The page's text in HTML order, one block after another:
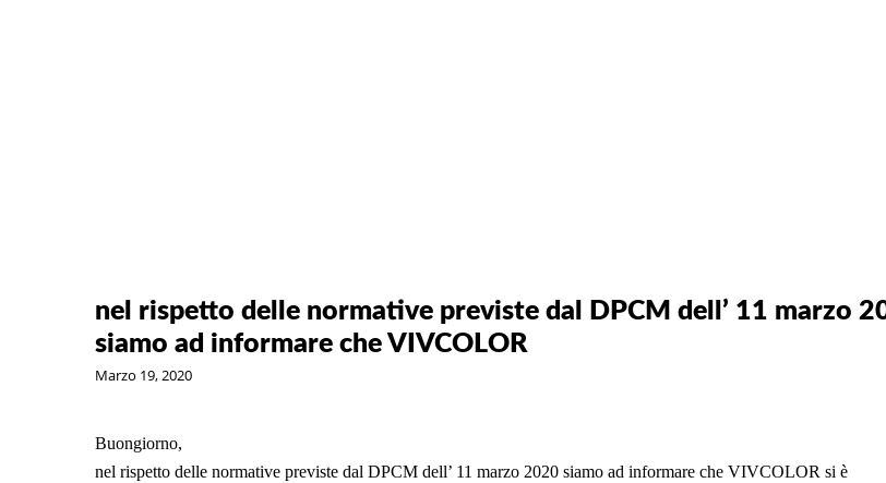
nel rispetto delle normative previste dal DPCM dell’ 11 marzo
siamo ad informare che VIVCOLOR
Marzo 19, 2020
Buongiorno,
nel rispetto delle normative previste dal DPCM dell’ 11 marzo 2020 siamo ad informare che VIVCOLOR si è